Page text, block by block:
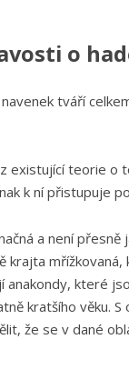
o
tváří
existující teorie o
k ní přistupuje
a není přesně
mřížkovaná,
které
kratšího věku.
že se v dané